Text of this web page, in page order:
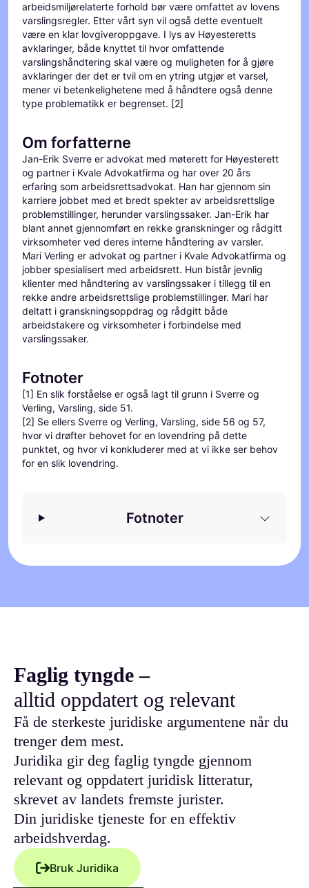
arbeidsmiljørelaterte forhold bør være omfattet av lovens
varslingsregler. Etter vårt syn vil også dette eventuelt
være en klar lovgiveroppgave. I lys av Høyesteretts
avklaringer, både knyttet til hvor omfattende
varslingshåndtering skal være og muligheten for å gjøre
avklaringer der det er tvil om en ytring utgjør et varsel,
mener vi betenkelighetene med å håndtere også denne
type problematikk er begrenset. [2]
Om forfatterne
Jan-Erik Sverre er advokat med møterett for Høyesterett
og partner i Kvale Advokatfirma og har over 20 års
erfaring som arbeidsrettsadvokat. Han har gjennom sin
karriere jobbet med et bredt spekter av arbeidsrettslige
problemstillinger, herunder varslingssaker. Jan-Erik har
blant annet gjennomført en rekke granskninger og rådgitt
virksomheter ved deres interne håndtering av varsler.
Mari Verling er advokat og partner i Kvale Advokatfirma og
jobber spesialisert med arbeidsrett. Hun bistår jevnlig
klienter med håndtering av varslingssaker i tillegg til en
rekke andre arbeidsrettslige problemstillinger. Mari har
deltatt i granskningsoppdrag og rådgitt både
arbeidstakere og virksomheter i forbindelse med
varslingssaker.
Fotnoter
[1] En slik forståelse er også lagt til grunn i Sverre og
Verling, Varsling, side 51.
[2] Se ellers Sverre og Verling, Varsling, side 56 og 57,
hvor vi drøfter behovet for en lovendring på dette
punktet, og hvor vi konkluderer med at vi ikke ser behov
for en slik lovendring.
Fotnoter
Faglig tyngde –
alltid oppdatert og relevant
Få de sterkeste juridiske argumentene når du
trenger dem mest.
Juridika gir deg faglig tyngde gjennom
relevant og oppdatert juridisk litteratur,
skrevet av landets fremste jurister.
Din juridiske tjeneste for en effektiv
arbeidshverdag.
Bruk Juridika